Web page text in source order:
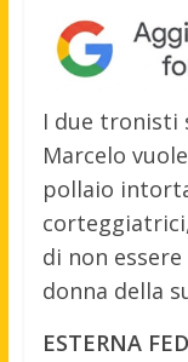
I due tronisti
Marcelo
pollaio
di non
donna della
ESTERNA